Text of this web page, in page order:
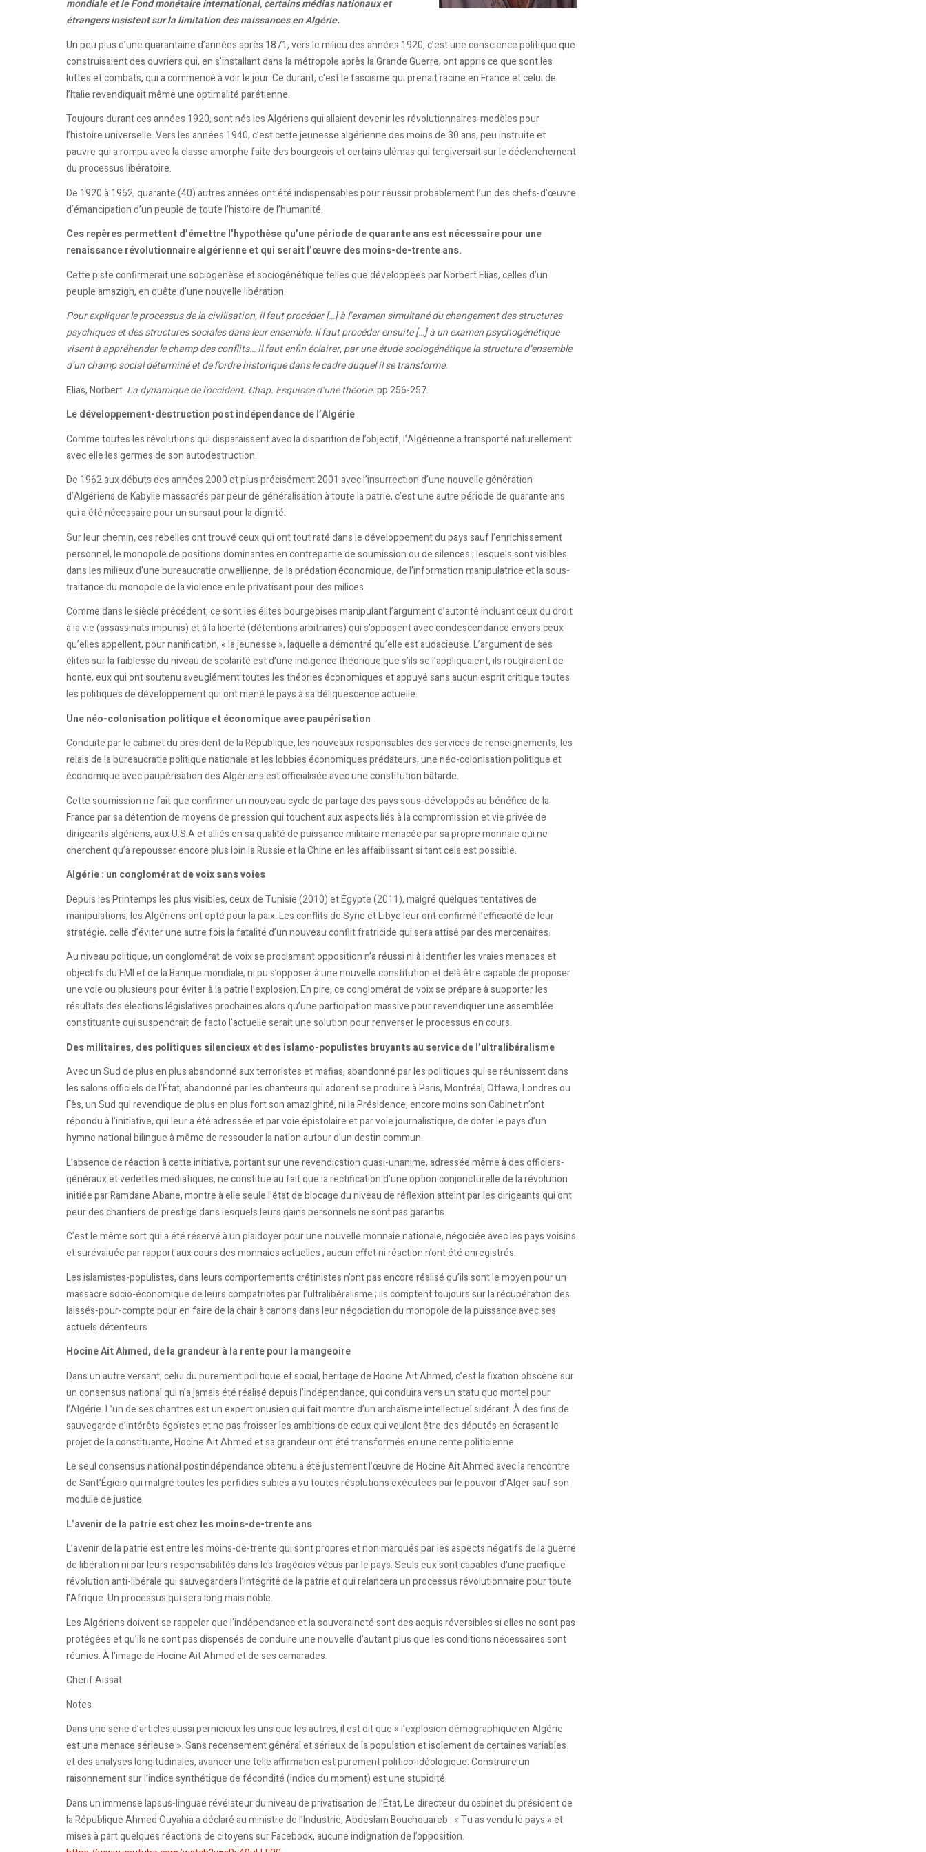
mondiale et le Fond monétaire international, certains médias nationaux et
étrangers insistent sur la limitation des naissances en Algérie.
Un peu plus d’une quarantaine d’années après 1871, vers le milieu des années 1920, c’est une conscience politique que
construisaient des ouvriers qui, en s’installant dans la métropole après la Grande Guerre, ont appris ce que sont les
luttes et combats, qui a commencé à voir le jour. Ce durant, c’est le fascisme qui prenait racine en France et celui de
l’Italie revendiquait même une optimalité parétienne.
Toujours durant ces années 1920, sont nés les Algériens qui allaient devenir les révolutionnaires-modèles pour
l’histoire universelle. Vers les années 1940, c’est cette jeunesse algérienne des moins de 30 ans, peu instruite et
pauvre qui a rompu avec la classe amorphe faite des bourgeois et certains ulémas qui tergiversait sur le déclenchement
du processus libératoire.
De 1920 à 1962, quarante (40) autres années ont été indispensables pour réussir probablement l’un des chefs-d’œuvre
d’émancipation d’un peuple de toute l’histoire de l’humanité.
Ces repères permettent d’émettre l’hypothèse qu’une période de quarante ans est nécessaire pour une
renaissance révolutionnaire algérienne et qui serait l’œuvre des moins-de-trente ans.
Cette piste confirmerait une sociogenèse et sociogénétique telles que développées par Norbert Elias, celles d’un
peuple amazigh, en quête d’une nouvelle libération.
Pour expliquer le processus de la civilisation, il faut procéder […] à l’examen simultané du changement des structures
psychiques et des structures sociales dans leur ensemble. Il faut procéder ensuite […] à un examen psychogénétique
visant à appréhender le champ des conflits… Il faut enfin éclairer, par une étude sociogénétique la structure d’ensemble
d’un champ social déterminé et de l’ordre historique dans le cadre duquel il se transforme.
Elias, Norbert. La dynamique de l’occident. Chap. Esquisse d’une théorie.pp 256-257.
Le développement-destruction post indépendance de l’Algérie
Comme toutes les révolutions qui disparaissent avec la disparition de l’objectif, l’Algérienne a transporté naturellement
avec elle les germes de son autodestruction.
De 1962 aux débuts des années 2000 et plus précisément 2001 avec l’insurrection d’une nouvelle génération
d’Algériens de Kabylie massacrés par peur de généralisation à toute la patrie, c’est une autre période de quarante ans
qui a été nécessaire pour un sursaut pour la dignité.
Sur leur chemin, ces rebelles ont trouvé ceux qui ont tout raté dans le développement du pays sauf l’enrichissement
personnel, le monopole de positions dominantes en contrepartie de soumission ou de silences ; lesquels sont visibles
dans les milieux d’une bureaucratie orwellienne, de la prédation économique, de l’information manipulatrice et la sous-
traitance du monopole de la violence en le privatisant pour des milices.
Comme dans le siècle précédent, ce sont les élites bourgeoises manipulant l’argument d’autorité incluant ceux du droit
à la vie (assassinats impunis) et à la liberté (détentions arbitraires) qui s’opposent avec condescendance envers ceux
qu’elles appellent, pour nanification, « la jeunesse », laquelle a démontré qu’elle est audacieuse. L’argument de ses
élites sur la faiblesse du niveau de scolarité est d’une indigence théorique que s’ils se l’appliquaient, ils rougiraient de
honte, eux qui ont soutenu aveuglément toutes les théories économiques et appuyé sans aucun esprit critique toutes
les politiques de développement qui ont mené le pays à sa déliquescence actuelle.
Une néo-colonisation politique et économique avec paupérisation
Conduite par le cabinet du président de la République, les nouveaux responsables des services de renseignements, les
relais de la bureaucratie politique nationale et les lobbies économiques prédateurs, une néo-colonisation politique et
économique avec paupérisation des Algériens est officialisée avec une constitution bâtarde.
Cette soumission ne fait que confirmer un nouveau cycle de partage des pays sous-développés au bénéfice de la
France par sa détention de moyens de pression qui touchent aux aspects liés à la compromission et vie privée de
dirigeants algériens, aux U.S.A et alliés en sa qualité de puissance militaire menacée par sa propre monnaie qui ne
cherchent qu’à repousser encore plus loin la Russie et la Chine en les affaiblissant si tant cela est possible.
Algérie : un conglomérat de voix sans voies
Depuis les Printemps les plus visibles, ceux de Tunisie (2010) et Égypte (2011), malgré quelques tentatives de
manipulations, les Algériens ont opté pour la paix. Les conflits de Syrie et Libye leur ont confirmé l’efficacité de leur
stratégie, celle d’éviter une autre fois la fatalité d’un nouveau conflit fratricide qui sera attisé par des mercenaires.
Au niveau politique, un conglomérat de voix se proclamant opposition n’a réussi ni à identifier les vraies menaces et
objectifs du FMI et de la Banque mondiale, ni pu s’opposer à une nouvelle constitution et delà être capable de proposer
une voie ou plusieurs pour éviter à la patrie l’explosion. En pire, ce conglomérat de voix se prépare à supporter les
résultats des élections législatives prochaines alors qu’une participation massive pour revendiquer une assemblée
constituante qui suspendrait de facto l’actuelle serait une solution pour renverser le processus en cours.
Des militaires, des politiques silencieux et des islamo-populistes bruyants au service de l’ultralibéralisme
Avec un Sud de plus en plus abandonné aux terroristes et mafias, abandonné par les politiques qui se réunissent dans
les salons officiels de l’État, abandonné par les chanteurs qui adorent se produire à Paris, Montréal, Ottawa, Londres ou
Fès, un Sud qui revendique de plus en plus fort son amazighité, ni la Présidence, encore moins son Cabinet n’ont
répondu à l’initiative, qui leur a été adressée et par voie épistolaire et par voie journalistique, de doter le pays d’un
hymne national bilingue à même de ressouder la nation autour d’un destin commun.
L’absence de réaction à cette initiative, portant sur une revendication quasi-unanime, adressée même à des officiers-
généraux et vedettes médiatiques, ne constitue au fait que la rectification d’une option conjoncturelle de la révolution
initiée par Ramdane Abane, montre à elle seule l’état de blocage du niveau de réflexion atteint par les dirigeants qui ont
peur des chantiers de prestige dans lesquels leurs gains personnels ne sont pas garantis.
C’est le même sort qui a été réservé à un plaidoyer pour une nouvelle monnaie nationale, négociée avec les pays voisins
et surévaluée par rapport aux cours des monnaies actuelles ; aucun effet ni réaction n’ont été enregistrés.
Les islamistes-populistes, dans leurs comportements crétinistes n’ont pas encore réalisé qu’ils sont le moyen pour un
massacre socio-économique de leurs compatriotes par l’ultralibéralisme ; ils comptent toujours sur la récupération des
laissés-pour-compte pour en faire de la chair à canons dans leur négociation du monopole de la puissance avec ses
actuels détenteurs.
Hocine Ait Ahmed, de la grandeur à la rente pour la mangeoire
Dans un autre versant, celui du purement politique et social, héritage de Hocine Ait Ahmed, c’est la fixation obscène sur
un consensus national qui n’a jamais été réalisé depuis l’indépendance, qui conduira vers un statu quo mortel pour
l’Algérie. L’un de ses chantres est un expert onusien qui fait montre d’un archaïsme intellectuel sidérant. À des fins de
sauvegarde d’intérêts égoïstes et ne pas froisser les ambitions de ceux qui veulent être des députés en écrasant le
projet de la constituante, Hocine Ait Ahmed et sa grandeur ont été transformés en une rente politicienne.
Le seul consensus national postindépendance obtenu a été justement l’œuvre de Hocine Ait Ahmed avec la rencontre
de Sant’Égidio qui malgré toutes les perfidies subies a vu toutes résolutions exécutées par le pouvoir d’Alger sauf son
module de justice.
L’avenir de la patrie est chez les moins-de-trente ans
L’avenir de la patrie est entre les moins-de-trente qui sont propres et non marqués par les aspects négatifs de la guerre
de libération ni par leurs responsabilités dans les tragédies vécus par le pays. Seuls eux sont capables d’une pacifique
révolution anti-libérale qui sauvegardera l’intégrité de la patrie et qui relancera un processus révolutionnaire pour toute
l’Afrique. Un processus qui sera long mais noble.
Les Algériens doivent se rappeler que l’indépendance et la souveraineté sont des acquis réversibles si elles ne sont pas
protégées et qu’ils ne sont pas dispensés de conduire une nouvelle d’autant plus que les conditions nécessaires sont
réunies. À l’image de Hocine Ait Ahmed et de ses camarades.
Cherif Aissat
Notes
Dans une série d’articles aussi pernicieux les uns que les autres, il est dit que « l’explosion démographique en Algérie
est une menace sérieuse ». Sans recensement général et sérieux de la population et isolement de certaines variables
et des analyses longitudinales, avancer une telle affirmation est purement politico-idéologique. Construire un
raisonnement sur l’indice synthétique de fécondité (indice du moment) est une stupidité.
Dans un immense lapsus-linguae révélateur du niveau de privatisation de l’État, Le directeur du cabinet du président de
la République Ahmed Ouyahia a déclaré au ministre de l’Industrie, Abdeslam Bouchouareb : « Tu as vendu le pays » et
mises à part quelques réactions de citoyens sur Facebook, aucune indignation de l’opposition.